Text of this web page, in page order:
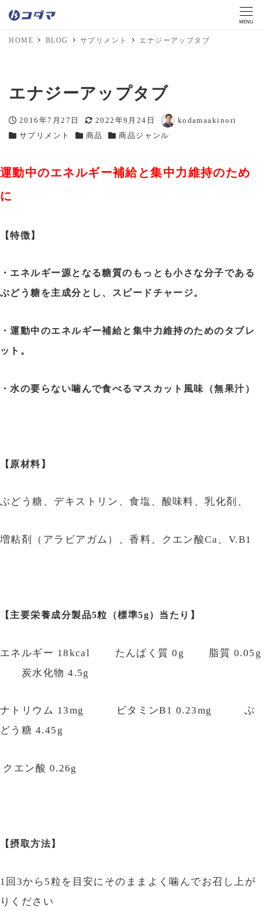
MENU
HOME BLOG サプリメント エナジーアップタブ
エナジーアップタブ
2016年7月27日
2022年9月24日
著
kodamaakinori
サプリメント
商品
商品ジャンル
運動中のエネルギー補給と集中力維持のため
に
【特徴】
・エネルギー源となる糖質のもっとも小さな分子である
ぶどう糖を主成分とし、 スピードチャージ。
・運動中のエネルギー補給と集中力維持のためのタブレ
ット。
・水の要らない噛んで食べるマスカット風味（無果汁）
【原材料】
ぶどう糖、デキストリン、食塩、酸味料、乳化剤、
増粘剤（アラビアガム）、香料、クエン酸Ca、V.B1
【主要栄養成分製品5粒（標準5g）当たり】
エネルギー 18kcal たんぱく質 0g 脂質 0.05g
炭水化物 4.5g
ナトリウム 13mg ビタミンB1 0.23mg ぶ
どう糖 4.45g
クエン酸 0.26g
【摂取方法】
1回3から5粒を目安にそのままよく噛んでお召し上が
りください